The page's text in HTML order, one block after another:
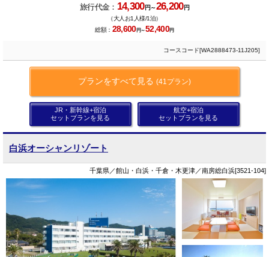
旅行代金： 14,300円～26,200円
（大人お1人様/1泊）
総額： 28,600円～52,400円
コースコード[WA2888473-11J205]
プランをすべて見る (41プラン)
JR・新幹線+宿泊
セットプランを見る
航空+宿泊
セットプランを見る
白浜オーシャンリゾート
千葉県／館山・白浜・千倉・木更津／南房総白浜[3521-104]